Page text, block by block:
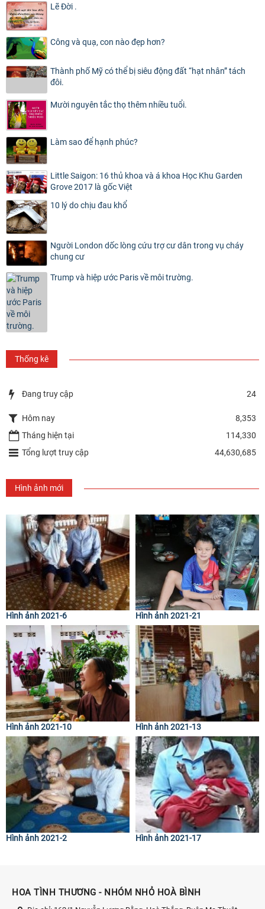
Lẽ Đời .
Công và quạ, con nào đẹp hơn?
Thành phố Mỹ có thể bị siêu động đất “hạt nhân” tách
đôi.
Mười nguyên tắc thọ thêm nhiều tuổi.
Làm sao để hạnh phúc?
Little Saigon: 16 thủ khoa và á khoa Học Khu Garden
Grove 2017 là gốc Việt
10 lý do chịu đau khổ
Người London dốc lòng cứu trợ cư dân trong vụ cháy
chung cư
Trump và hiệp ước Paris về môi trường.
Thống kê
Đang truy cập 24
Hôm nay
8,353
Tháng hiện tại
114,330
Tổng lượt truy cập
44,630,685
Hình ảnh mới
Hình ảnh 2021-6 Hình ảnh 2021-21
Hình ảnh 2021-10 Hình ảnh 2021-13
Hình ảnh 2021-2 Hình ảnh 2021-17
HOA TÌNH THƯƠNG - NHÓM NHỎ HOÀ BÌNH